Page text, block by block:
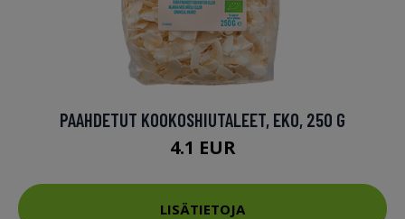
PAAHDETUT KOOKOSHIUTALEET, EKO, 250 G
4.1 EUR
LISÄTIETOJA